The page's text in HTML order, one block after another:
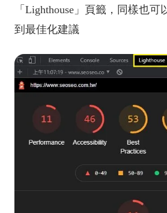
「Lighthouse」頁籤，同樣也
到最佳化建議